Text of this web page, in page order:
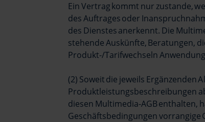
Ein Vertrag kommt nur zustande,
des Auftrages oder
des Dienstes anerkennt. Die
stehende Auskünfte, Beratungen,
Produkt-/Tarifwechseln
(2) Soweit die jeweils Ergänzenden
Produktleistungsbeschreibungen
diesen Multimedia-AGB enthalten,
Geschäftsbedingungen vorrangige